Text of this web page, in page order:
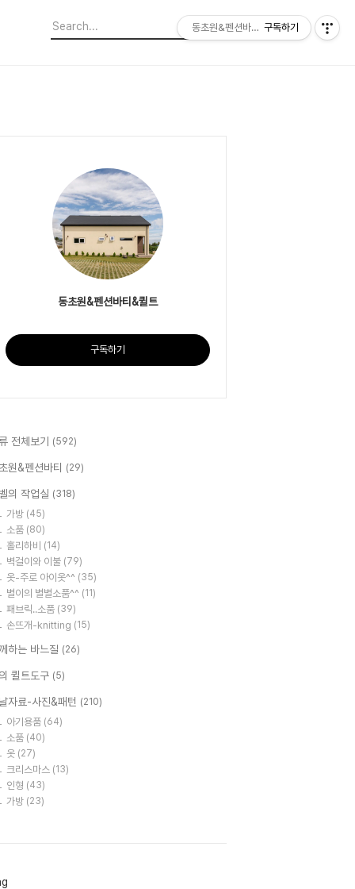
동초원&펜션바티&퀼트
구독하기
전체보기 (592)
원&펜션바티 (29)
의 작업실 (318)
가방 (45)
소품 (80)
홀리하비 (14)
벽걸이와 이불 (79)
옷-주로 아이옷^^ (35)
별이의 별별소품^^ (11)
패브릭..소품 (39)
손뜨개-knitting (15)
하는 바느질 (26)
퀼트도구 (5)
자료-사진&패턴 (210)
아기용품 (64)
소품 (40)
옷 (27)
크리스마스 (13)
인형 (43)
가방 (23)
동초원&펜션바티&퀼트
구독하기